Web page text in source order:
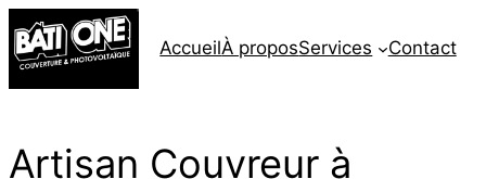
AccueilÀ proposServices Contact
Artisan Couvreur à